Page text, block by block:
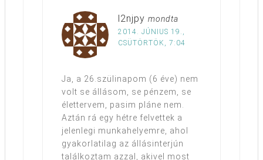
l2njpy mondta
2014. JÚNIUS 19.,
CSÜTÖRTÖK, 7:04
Ja, a 26.szülinapom (6 éve) nem
volt se állásom, se pénzem, se
élettervem, pasim pláne nem.
Aztán rá egy hétre felvettek a
jelenlegi munkahelyemre, ahol
gyakorlatilag az állásinterjún
találkoztam azzal, akivel most